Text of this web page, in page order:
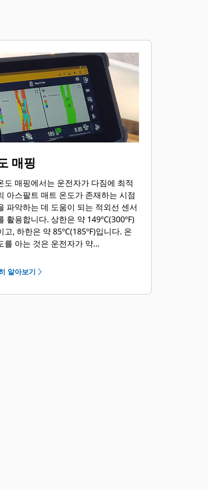
매핑
도 매핑에서는 운전자가 다짐에 최적
아스팔트 매트 온도가 존재하는 시점
파악하는 데 도움이 되는 적외선 센서
활용합니다. 상한은 약 149ºC(300ºF)
고, 하한은 약 85ºC(185ºF)입니다. 온
를 아는 것은 운전자가 약
있는 텐더 존을 피하는 데 도움이 될
해하며, 운전자는 때때로 재료가 다시
알아보기